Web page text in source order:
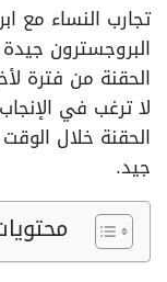
تجارب النساء مع
البروجسترون جيدة
الحقنة من فترة
لا ترغب في
الحقنة خلال
جيد.